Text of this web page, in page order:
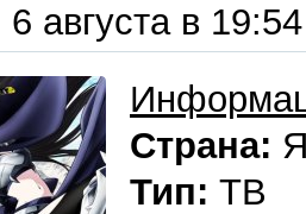
6 августа в 19:54
Страна:
Тип: ТВ